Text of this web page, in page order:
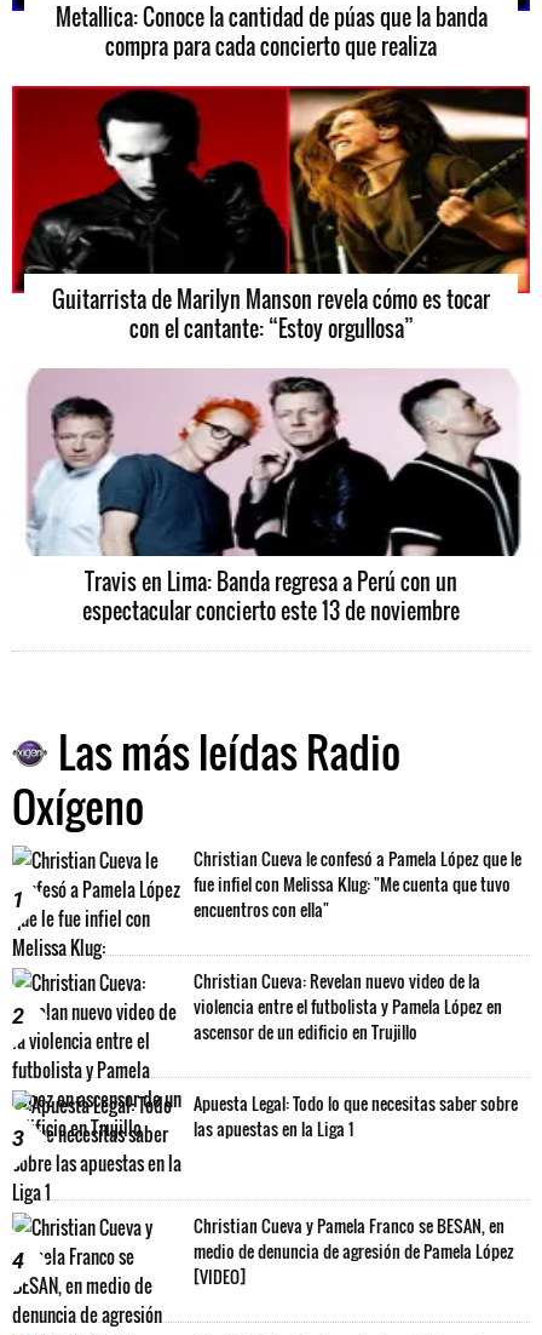
Metallica: Conoce la cantidad de púas que la banda
compra para cada concierto que realiza
Guitarrista de Marilyn Manson revela cómo es tocar
con el cantante: “Estoy orgullosa”
Travis en Lima: Banda regresa a Perú con un
espectacular concierto este 13 de noviembre
Las más leídas Radio
Oxígeno
1
Christian Cueva le confesó a Pamela López que le
fue infiel con Melissa Klug: "Me cuenta que tuvo
encuentros con ella"
2
Christian Cueva: Revelan nuevo video de la
violencia entre el futbolista y Pamela López en
ascensor de un edificio en Trujillo
3
Apuesta Legal: Todo lo que necesitas saber sobre
las apuestas en la Liga 1
4
Christian Cueva y Pamela Franco se BESAN, en
medio de denuncia de agresión de Pamela López
[VIDEO]